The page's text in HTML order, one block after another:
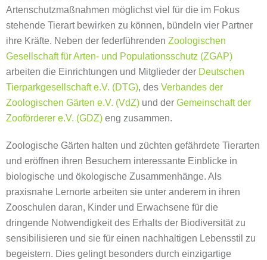
Artenschutzmaßnahmen möglichst viel für die im Fokus
stehende Tierart bewirken zu können, bündeln vier Partner
ihre Kräfte. Neben der federführenden Zoologischen
Gesellschaft für Arten- und Populationsschutz (ZGAP)
arbeiten die Einrichtungen und Mitglieder der Deutschen
Tierparkgesellschaft e.V. (DTG), des Verbandes der
Zoologischen Gärten e.V. (VdZ) und der Gemeinschaft der
Zooförderer e.V. (GDZ) eng zusammen.
Zoologische Gärten halten und züchten gefährdete Tierarten
und eröffnen ihren Besuchern interessante Einblicke in
biologische und ökologische Zusammenhänge. Als
praxisnahe Lernorte arbeiten sie unter anderem in ihren
Zooschulen daran, Kinder und Erwachsene für die
dringende Notwendigkeit des Erhalts der Biodiversität zu
sensibilisieren und sie für einen nachhaltigen Lebensstil zu
begeistern. Dies gelingt besonders durch einzigartige